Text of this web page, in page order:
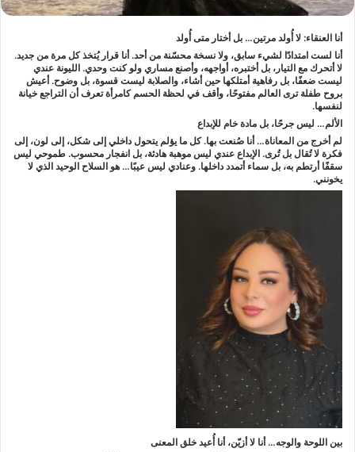
أنا العنقاء: لا أُولد مرتين… بل أختار متى أُولد
أنا لست امتدادًا لشيء سابق، ولا نسخة محسّنة من أحد. أنا قرار يُتخذ كل مرة من جديد.
لا أتحرك مع التيار، بل أختبره، أواجهه، وأصنع مساري ولو كنت وحدي. الليونة عندي
ليست ضعفًا، بل رفاهية أمتلكها حين أشاء، والصلابة ليست قسوة، بل وضوح. أعيش
بروح طفلة ترى العالم مفتوحًا، وأقف في لحظة الحسم كامرأة تعرف أن التراجع خيانة
لنفسها.
الألم… ليس جرحًا، بل مادة خام للإبداع
لم أخرج من المعاناة… أنا صُنعت بها. كل ما يؤلم يتحول داخلي إلى شكل، إلى لون، إلى
فكرة لا تُقال بل تُرى. الإبداع عندي ليس موهبة هادئة، بل انفجار محسوب. طموحي ليس
سقفًا أرتطم به، بل سماء أتمدد داخلها. وعنادي ليس عيبًا… هو السلاح الوحيد الذي لا
يخونني.
بين اللوحة والوجه… أنا لا أزيّن، أنا أُعيد خلق المعنى